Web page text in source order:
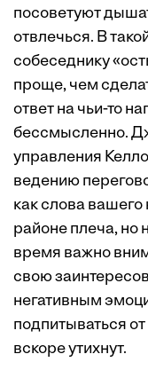
посоветуют
отвлечься. В
собеседнику
проще, чем
ответ на чьи-то
бессмысленно.
управления
ведению
как слова вашего
районе плеча, но
время важно
свою
негативным
подпитываться
вскоре утихнут.